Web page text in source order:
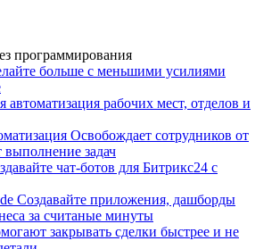
программирования
больше с меньшими усилиями
автоматизация рабочих мест, отделов и
Освобождает сотрудников от
выполнение задач
чат-ботов для Битрикс24 с
Создавайте приложения, дашборды
за считаные минуты
закрывать сделки быстрее и не